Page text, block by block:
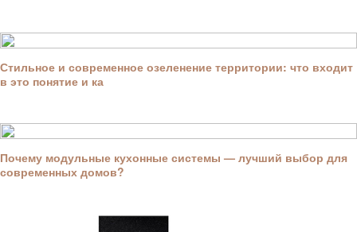
Стильное и современное озеленение территории: что входит
в это понятие и ка
Почему модульные кухонные системы — лучший выбор для
современных домов?